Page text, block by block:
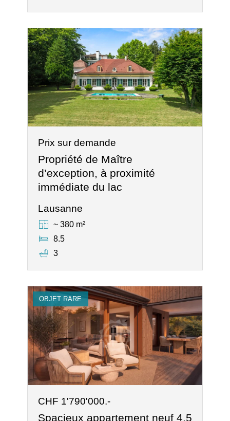
Prix sur demande
Propriété de Maître
d’exception, à proximité
immédiate du lac
Lausanne
~ 380 m²
8.5
3
OBJET RARE
CHF 1'790'000.-
Spacieux appartement neuf 4.5